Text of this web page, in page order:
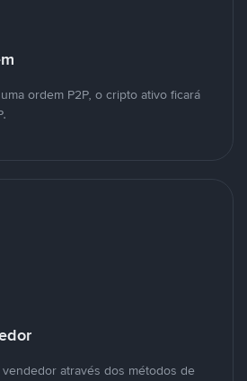
ordem P2P, o cripto ativo ficará
através dos métodos de